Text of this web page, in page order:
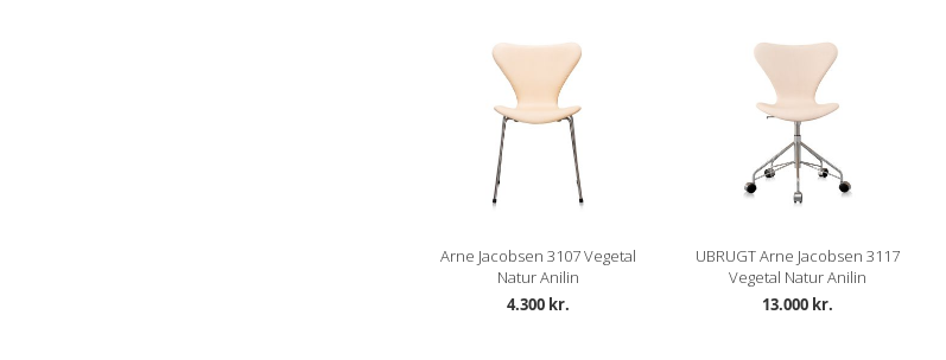
Arne Jacobsen 3107 Vegetal
Natur Anilin
4.300 kr.
UBRUGT Arne Jacobsen 3117
Vegetal Natur Anilin
13.000 kr.